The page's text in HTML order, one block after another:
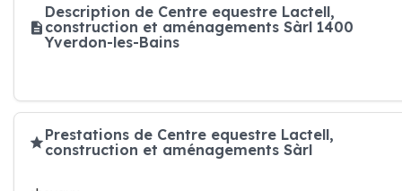
Description de Centre equestre Lactell,
construction et aménagements Sàrl 1400
Yverdon-les-Bains
Prestations de Centre equestre Lactell,
construction et aménagements Sàrl